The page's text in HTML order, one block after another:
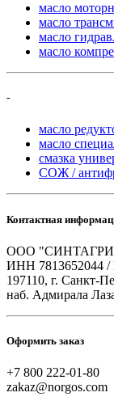
масло
масло
масло
масло
-
масло
масло
смазка
СОЖ /
Контактная
ООО
ИНН 7813652044 /
197110, г. Санкт-
наб. Адмирала
Оформить заказ
+7 800 222-01-80
zakaz@norgos.com